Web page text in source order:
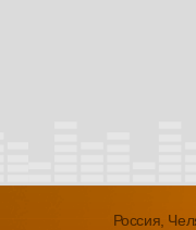
Россия,